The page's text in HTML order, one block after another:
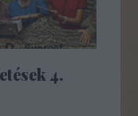
4.